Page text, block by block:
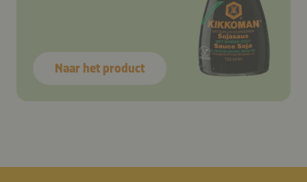
Naar het product